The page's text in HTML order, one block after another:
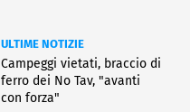
ULTIME NOTIZIE
Campeggi vietati, braccio di
ferro dei No Tav, "avanti
con forza"